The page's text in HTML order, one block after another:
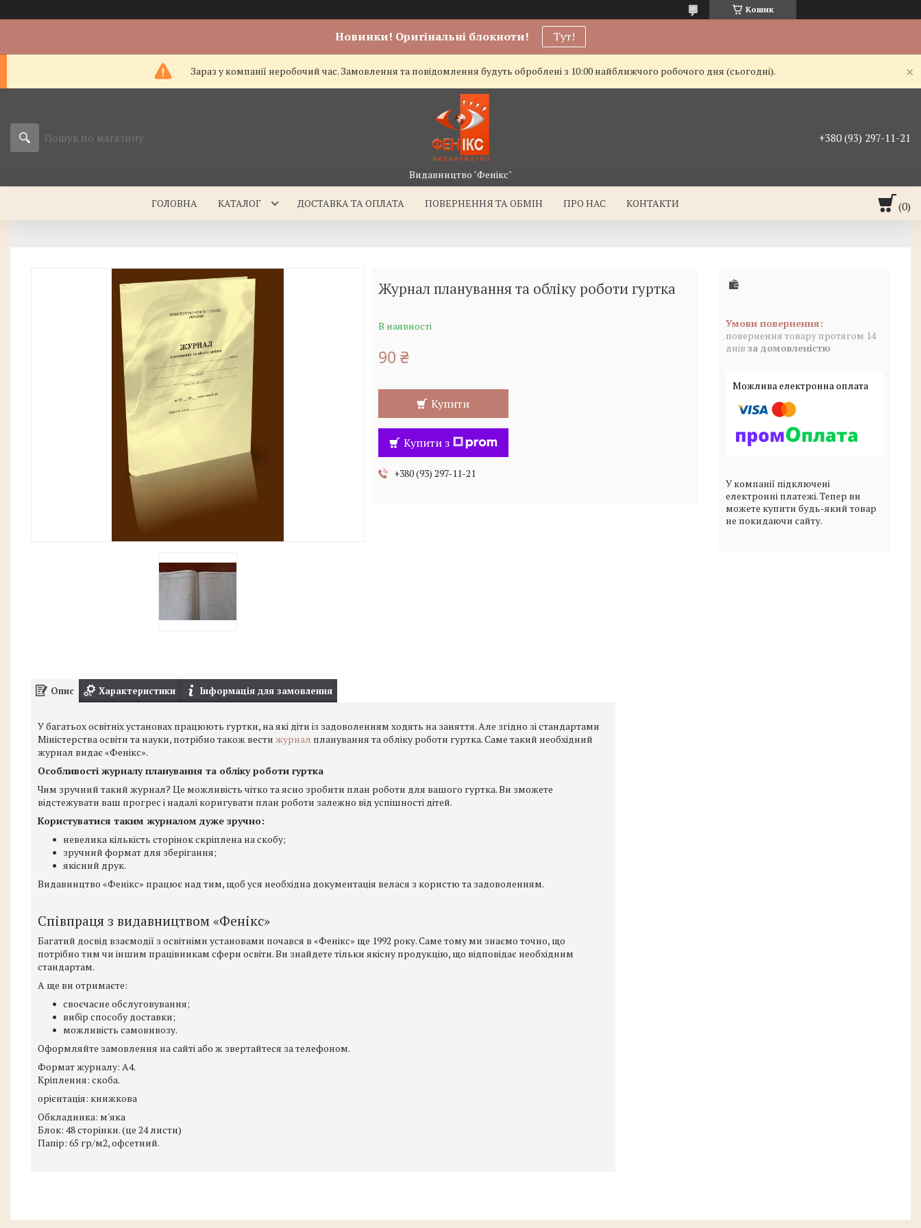
Кошик
Новинки! Оригінальні блокноти! Тут!
Зараз у компанії неробочий час. Замовлення та повідомлення будуть оброблені з 10:00 найближчого робочого дня (сьогодні).
Видавництво "Фенікс"
+380 (93) 297-11-21
ГОЛОВНА КАТАЛОГ ДОСТАВКА ТА ОПЛАТА ПОВЕРНЕННЯ ТА ОБМІН ПРО НАС КОНТАКТИ
Журнал планування та обліку роботи гуртка
В наявності
90 ₴
Купити
Купити з
+380 (93) 297-11-21
повернення товару протягом 14
днів за домовленістю
У компанії підключені
електронні платежі. Тепер ви
можете купити будь-який товар
не покидаючи сайту.
Опис Характеристики Інформація для замовлення
У багатьох освітніх установах працюють гуртки, на які діти із задоволенням ходять на заняття. Але згідно зі стандартами
Міністерства освіти та науки, потрібно також вести журнал планування та обліку роботи гуртка. Саме такий необхідний
журнал видає «Фенікс».
Особливості журналу планування та обліку роботи гуртка
Чим зручний такий журнал? Це можливість чітко та ясно зробити план роботи для вашого гуртка. Ви зможете
відстежувати ваш прогрес і надалі коригувати план роботи залежно від успішності дітей.
Користуватися таким журналом дуже зручно:
невелика кількість сторінок скріплена на скобу;
зручний формат для зберігання;
якісний друк.
Видавництво «Фенікс» працює над тим, щоб уся необхідна документація велася з користю та задоволенням.
Співпраця з видавництвом «Фенікс»
Багатий досвід взаємодії з освітніми установами почався в «Фенікс» ще 1992 року. Саме тому ми знаємо точно, що
потрібно тим чи іншим працівникам сфери освіти. Ви знайдете тільки якісну продукцію, що відповідає необхідним
стандартам.
А ще ви отримаєте:
своєчасне обслуговування;
вибір способу доставки;
можливість самовивозу.
Оформляйте замовлення на сайті або ж звертайтеся за телефоном.
Формат журналу: А4.
Кріплення: скоба.
орієнтація: книжкова
Обкладинка: м'яка
Блок: 48 сторінки. (це 24 листи)
Папір: 65 гр/м2, офсетний.